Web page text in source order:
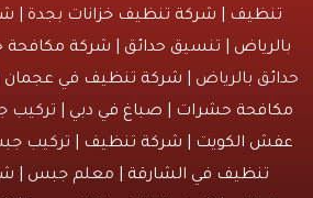
|شركة تنظيف خزانات بجدة|شركة
|تنسيق حدائق|شركة مكافحة
بالرياض |شركة تنظيف في عجمان|
حشرات|صباغ في دبي| تركيب جبس
الكويت|شركة تنظيف| تركيب جبس
تنظيف في الشارقة| معلم جبس | شراء